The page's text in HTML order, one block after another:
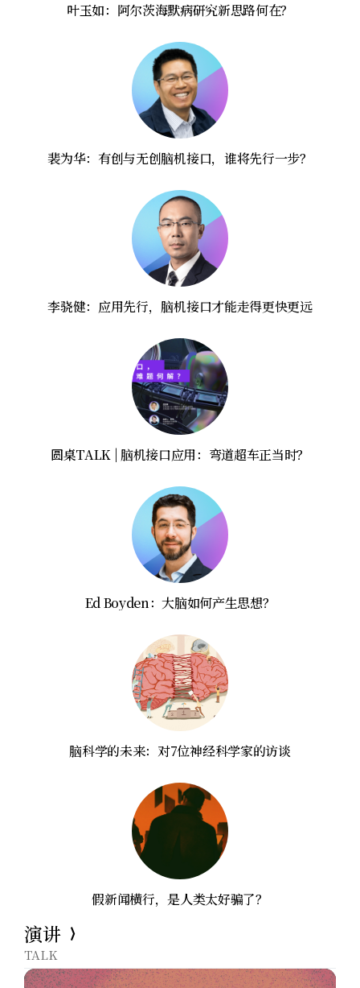
叶玉如：阿尔茨海默病研究新思路何在？
裴为华：有创与无创脑机接口，谁将先行一步？
李骁健：应用先行，脑机接口才能走得更快更远
圆桌TALK | 脑机接口应用：弯道超车正当时？
Ed Boyden：大脑如何产生思想？
脑科学的未来：对7位神经科学家的访谈
假新闻横行，是人类太好骗了？
演讲
TALK